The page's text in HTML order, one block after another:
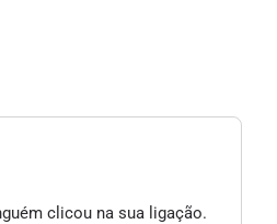
clicou na sua ligação.